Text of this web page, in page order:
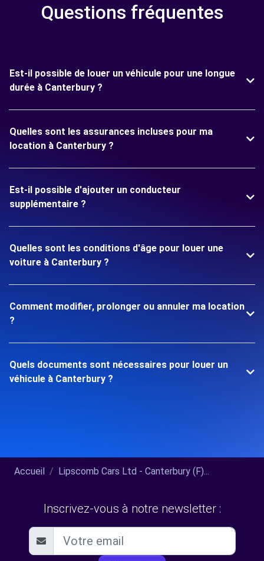
Questions fréquentes
Est-il possible de louer un véhicule pour une longue
durée à Canterbury ?
Quelles sont les assurances incluses pour ma
location à Canterbury ?
Est-il possible d'ajouter un conducteur
supplémentaire ?
Quelles sont les conditions d'âge pour louer une
voiture à Canterbury ?
Comment modifier, prolonger ou annuler ma location
?
Quels documents sont nécessaires pour louer un
véhicule à Canterbury ?
Accueil Lipscomb Cars Ltd - Canterbury (F)...
Inscrivez-vous à notre newsletter :